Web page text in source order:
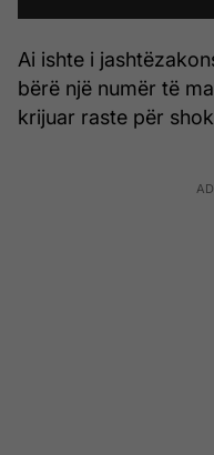
Ai ishte i
bërë një numër të
krijuar raste për